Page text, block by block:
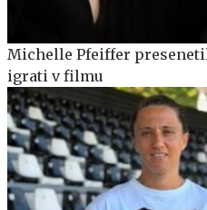
Michelle Pfeiffer
igrati v filmu